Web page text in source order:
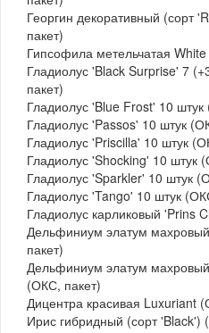
Георгин декоративный (сорт
пакет)
Гипсофила метельчатая
Гладиолус 'Black Surprise' 7
пакет)
Гладиолус 'Blue Frost' 10
Гладиолус 'Passos' 10 штук
Гладиолус 'Priscilla' 10 штук
Гладиолус 'Shocking' 10 штук
Гладиолус 'Sparkler' 10 штук
Гладиолус 'Tango' 10 штук
Гладиолус карликовый 'Prins
Дельфиниум элатум
пакет)
Дельфиниум элатум
(ОКС, пакет)
Дицентра красивая Luxuriant
Ирис гибридный (сорт 'Black')